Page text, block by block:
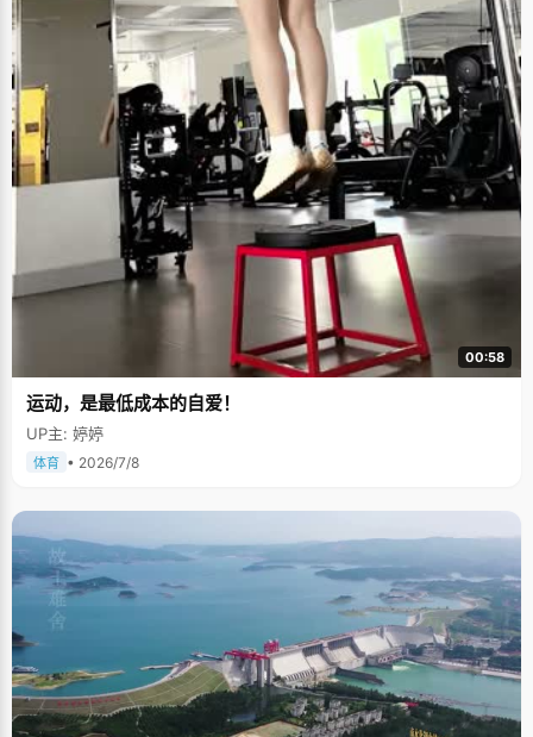
00:58
运动，是最低成本的自爱！
UP主: 婷婷
体育 • 2026/7/8